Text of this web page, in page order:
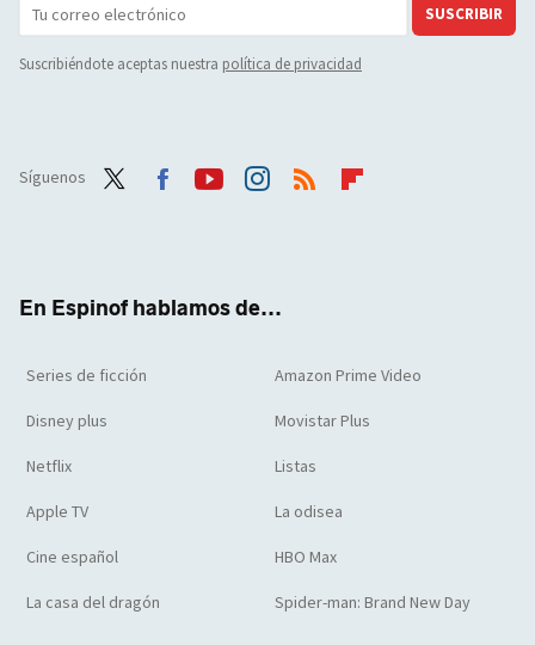
SUSCRIBIR
Suscribiéndote aceptas nuestra política de privacidad
Síguenos
En Espinof hablamos de...
Series de ficción Amazon Prime Video
Disney plus Movistar Plus
Netflix Listas
Apple TV La odisea
Cine español HBO Max
La casa del dragón Spider-man: Brand New Day